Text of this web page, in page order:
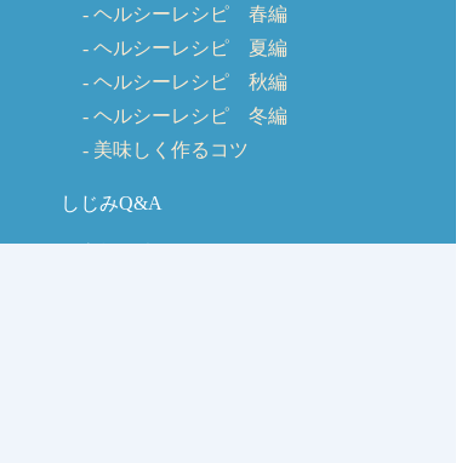
ヘルシーレシピ 春編
ヘルシーレシピ 夏編
ヘルシーレシピ 秋編
ヘルシーレシピ 冬編
美味しく作るコツ
しじみQ&A